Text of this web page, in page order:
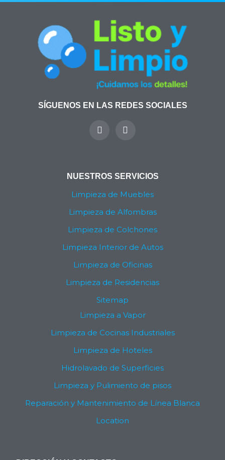
SÍGUENOS EN LAS REDES SOCIALES
Y
o
e
I
n
r
m
NUESTROS SERVICIOS
Limpieza de Muebles
Limpieza de Alfombras
Limpieza de Colchones
Limpieza Interior de Autos
Limpieza de Oficinas
Limpieza de Residencias
Sitemap
Limpieza a Vapor
Limpieza de Cocinas Industriales
Limpieza de Hoteles
Hidrolavado de Superficies
Limpieza y Pulimiento de pisos
Reparación y Mantenimiento de Línea Blanca
Location